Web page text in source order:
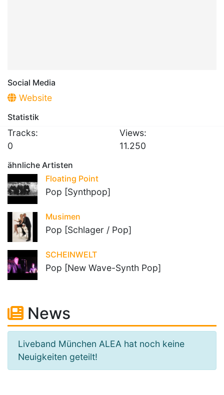
Social Media
Website
Statistik
Tracks:
0
Views:
11.250
ähnliche Artisten
Floating Point
Pop [Synthpop]
Musimen
Pop [Schlager / Pop]
SCHEINWELT
Pop [New Wave-Synth Pop]
News
Liveband München ALEA hat noch keine
Neuigkeiten geteilt!